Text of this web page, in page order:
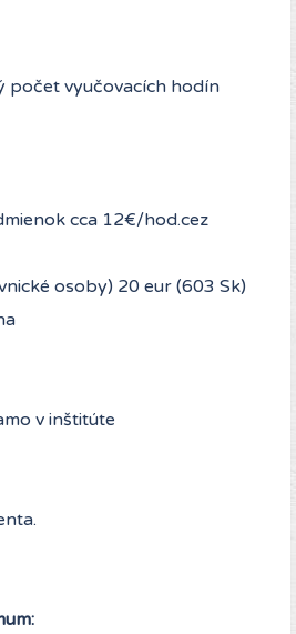
počet vyučovacích hodín
cca 12€/hod.cez
osoby) 20 eur (603 Sk)
v inštitúte